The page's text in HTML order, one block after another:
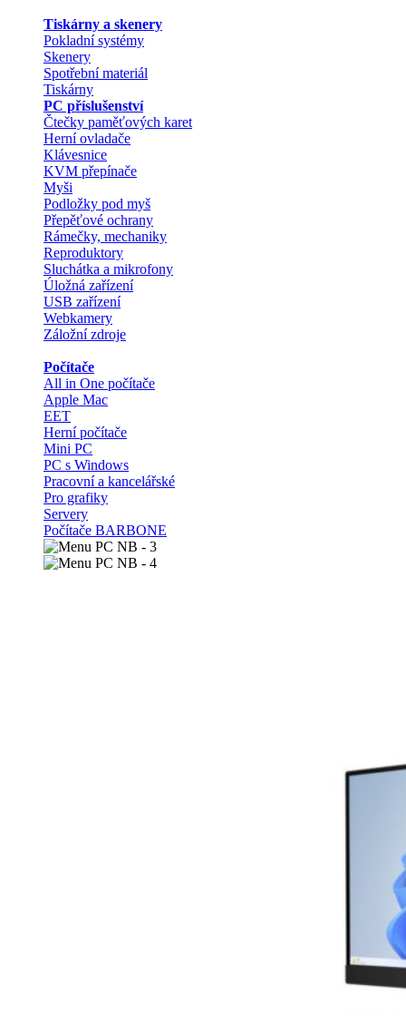
Tiskárny a skenery
Pokladní systémy
Skenery
Spotřební materiál
Tiskárny
PC příslušenství
Čtečky paměťových karet
Herní ovladače
Klávesnice
KVM přepínače
Myši
Podložky pod myš
Přepěťové ochrany
Rámečky, mechaniky
Reproduktory
Sluchátka a mikrofony
Úložná zařízení
USB zařízení
Webkamery
Záložní zdroje
Počítače
All in One počítače
Apple Mac
EET
Herní počítače
Mini PC
PC s Windows
Pracovní a kancelářské
Pro grafiky
Servery
Počítače BARBONE